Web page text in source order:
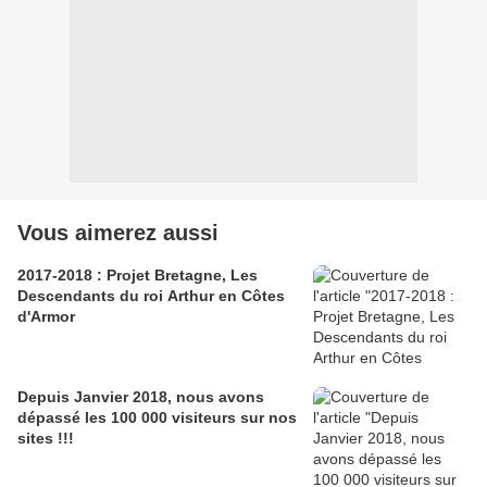
Vous aimerez aussi
2017-2018 : Projet Bretagne, Les
Descendants du roi Arthur en Côtes
d'Armor
Depuis Janvier 2018, nous avons
dépassé les 100 000 visiteurs sur nos
sites !!!